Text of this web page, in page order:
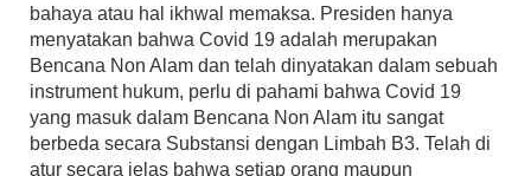
bahaya atau hal ikhwal memaksa. Presiden hanya
menyatakan bahwa Covid 19 adalah merupakan
Bencana Non Alam dan telah dinyatakan dalam sebuah
instrument hukum, perlu di pahami bahwa Covid 19
yang masuk dalam Bencana Non Alam itu sangat
berbeda secara Substansi dengan Limbah B3. Telah di
atur secara jelas bahwa setiap orang maupun